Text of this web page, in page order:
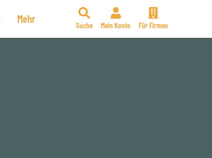
Mehr
Suche Mein Konto Für Firmen